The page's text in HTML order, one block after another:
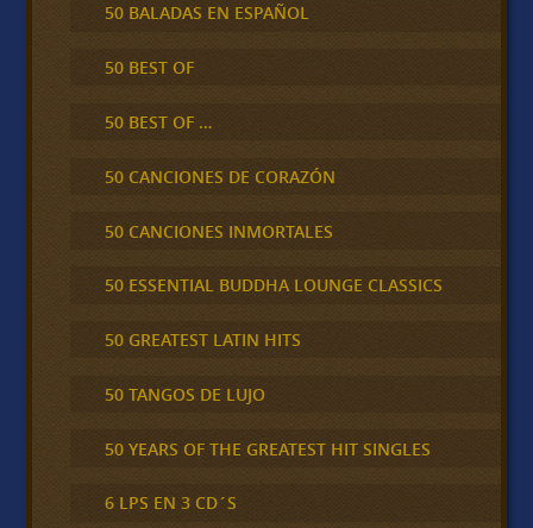
50 BALADAS EN ESPAÑOL
50 BEST OF
50 BEST OF …
50 CANCIONES DE CORAZÓN
50 CANCIONES INMORTALES
50 ESSENTIAL BUDDHA LOUNGE CLASSICS
50 GREATEST LATIN HITS
50 TANGOS DE LUJO
50 YEARS OF THE GREATEST HIT SINGLES
6 LPS EN 3 CD´S